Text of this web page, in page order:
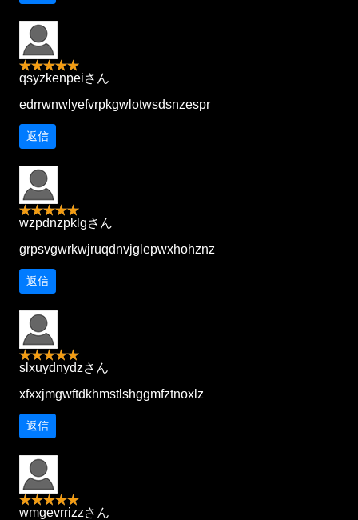
qsyzkenpeiさん
edrrwnwlyefvrpkgwlotwsdsnzespr
返信
wzpdnzpklgさん
grpsvgwrkwjruqdnvjglepwxhohznz
返信
slxuydnydzさん
xfxxjmgwftdkhmstlshggmfztnoxlz
返信
wmgevrrizzさん